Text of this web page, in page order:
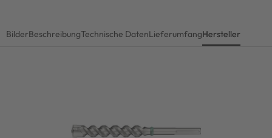
BilderBeschreibungTechnische DatenLieferumfangHersteller